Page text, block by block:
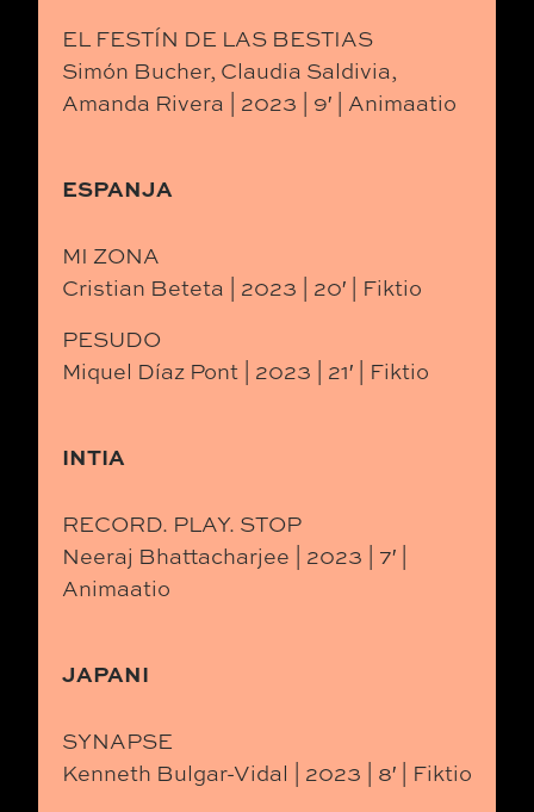
EL FESTÍN DE LAS BESTIAS
Simón Bucher, Claudia Saldivia,
Amanda Rivera | 2023 | 9′ | Animaatio
ESPANJA
MI ZONA
Cristian Beteta | 2023 | 20′ | Fiktio
PESUDO
Miquel Díaz Pont | 2023 | 21′ | Fiktio
INTIA
RECORD. PLAY. STOP
Neeraj Bhattacharjee | 2023 | 7′ |
Animaatio
JAPANI
SYNAPSE
Kenneth Bulgar-Vidal | 2023 | 8′ | Fiktio